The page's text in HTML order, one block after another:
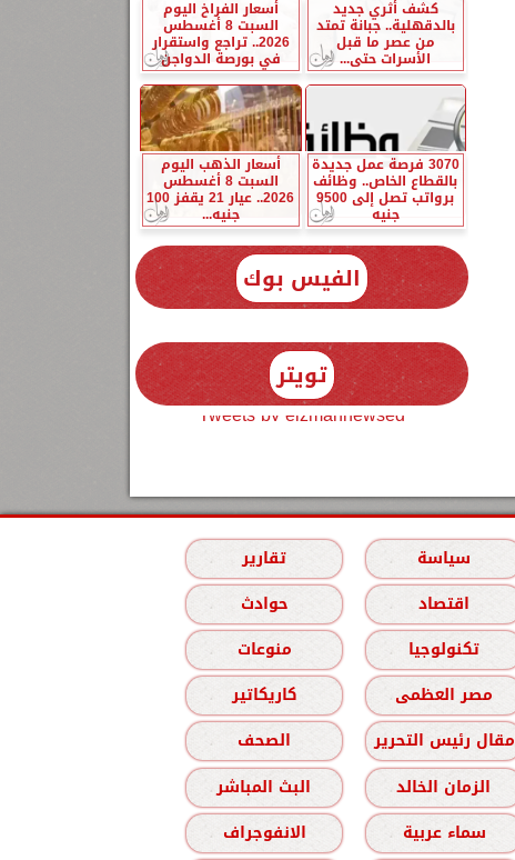
كشف أثري جديد
بالدقهلية.. جبانة تمتد
من عصر ما قبل
الأسرات حتى...
أسعار الفراخ اليوم
السبت 8 أغسطس
2026.. تراجع واستقرار
في بورصة الدواجن
3070 فرصة عمل جديدة
بالقطاع الخاص.. وظائف
برواتب تصل إلى 9500
جنيه
أسعار الذهب اليوم
السبت 8 أغسطس
2026.. عيار 21 يقفز 100
جنيه...
الفيس بوك
تويتر
Tweets by elzmannewseg
سياسة
تقارير
اقتصاد
حوادث
تكنولوجيا
منوعات
مصر العظمى
كاريكاتير
مقال رئيس التحرير
الصحف
الزمان الخالد
البث المباشر
سماء عربية الانفوجراف